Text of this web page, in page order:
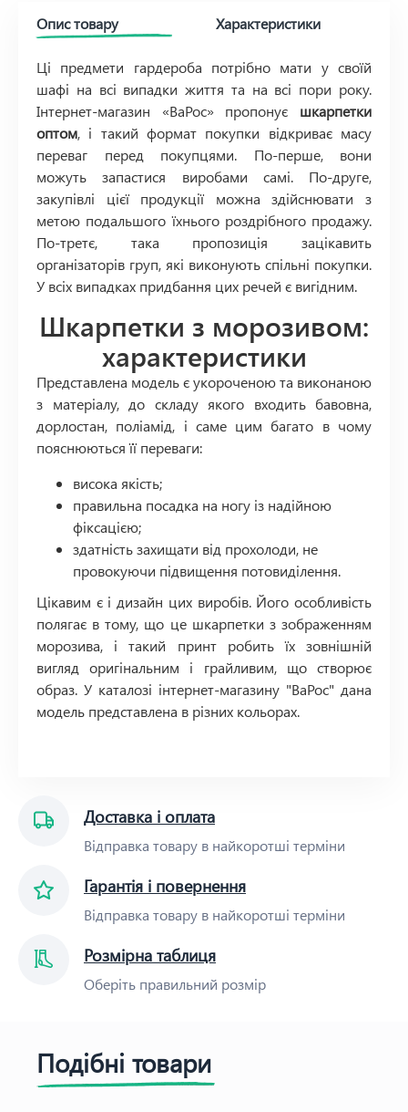
Доставка і оплата
Відправка товару в найкоротші терміни
Гарантія і повернення
Відправка товару в найкоротші терміни
Розмірна таблиця
Оберіть правильний розмір
Опис товару Характеристики
Ці предмети гардероба потрібно мати у своїй
шафі на всі випадки життя та на всі пори року.
Інтернет-магазин «ВаРос» пропонує шкарпетки
оптом, і такий формат покупки відкриває масу
переваг перед покупцями. По-перше, вони
можуть запастися виробами самі. По-друге,
закупівлі цієї продукції можна здійснювати з
метою подальшого їхнього роздрібного продажу.
По-третє, така пропозиція зацікавить
організаторів груп, які виконують спільні покупки.
У всіх випадках придбання цих речей є вигідним.
Шкарпетки з морозивом:
характеристики
Представлена модель є укороченою та виконаною
з матеріалу, до складу якого входить бавовна,
дорлостан, поліамід, і саме цим багато в чому
пояснюються її переваги:
висока якість;
правильна посадка на ногу із надійною
фіксацією;
здатність захищати від прохолоди, не
провокуючи підвищення потовиділення.
Цікавим є і дизайн цих виробів. Його особливість
полягає в тому, що це шкарпетки з зображенням
морозива, і такий принт робить їх зовнішній
вигляд оригінальним і грайливим, що створює
образ. У каталозі інтернет-магазину "ВаРос" дана
модель представлена в різних кольорах.
Подібні товари